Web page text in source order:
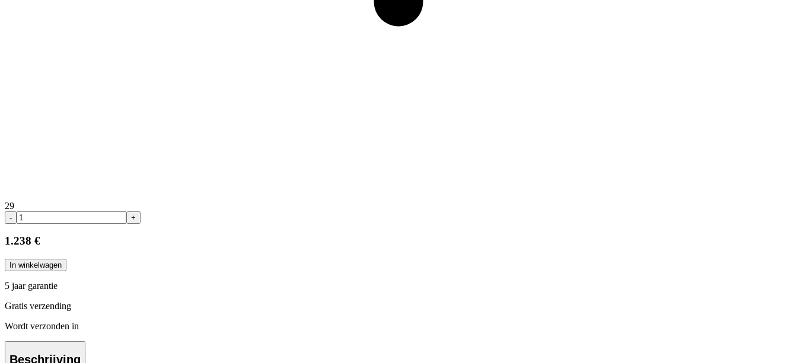
29
- +
1.238 €
In winkelwagen
5 jaar garantie
Gratis verzending
Wordt verzonden in
Beschrijving